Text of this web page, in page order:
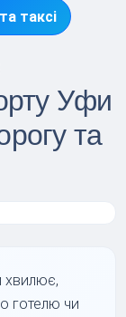
таксі
Уфи
та
хвилює,
готелю чи